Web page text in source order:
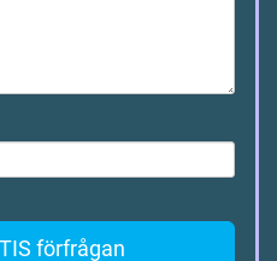
förfrågan